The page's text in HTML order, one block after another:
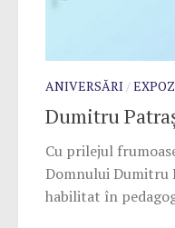
ANIVERSĂRI /
Dumitru
Cu prilejul
Domnului Dumitru
habilitat în